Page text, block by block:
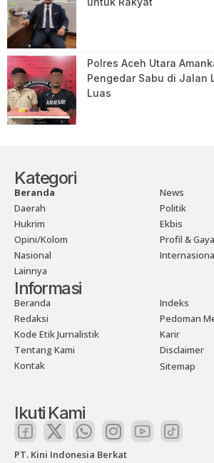
Polres Aceh Utara
Pengedar Sabu di Jalan
Luas
Kategori
Beranda
News
Daerah
Politik
Hukrim
Ekbis
Opini/Kolom
Profil &
Nasional
Lainnya
Informasi
Beranda
Indeks
Redaksi
Pedoman
Kode Etik Jurnalistik
Karir
Tentang Kami
Disclaimer
Kontak
Sitemap
Ikuti Kami
PT. Kini Indonesia Berkat